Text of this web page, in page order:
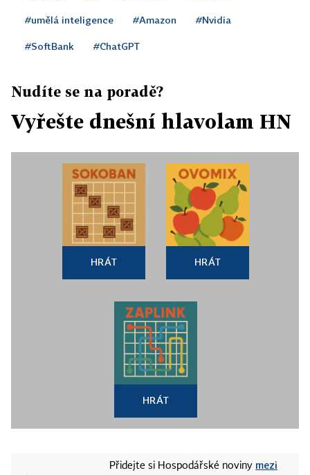
#umělá inteligence #Amazon #Nvidia
#SoftBank #ChatGPT
Nudíte se na poradě?
Vyřešte dnešní hlavolam HN
HRÁT HRÁT
HRÁT
Přidejte si Hospodářské noviny mezi